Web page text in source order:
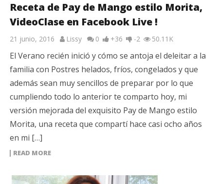
Receta de Pay de Mango estilo Morita,
VideoClase en Facebook Live !
21 junio, 2016 Lissy 0 +36 -2 50.11K
El Verano recién inició y cómo se antoja el deleitar a la
familia con Postres helados, fríos, congelados y que
además sean muy sencillos de preparar por lo que
cumpliendo todo lo anterior te comparto hoy, mi
versión mejorada del exquisito Pay de Mango estilo
Morita, una receta que compartí hace casi ocho años
en mi […]
READ MORE